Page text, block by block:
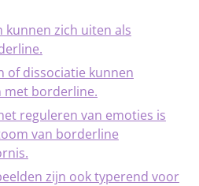
zich uiten als
of dissociatie kunnen
met borderline.
reguleren van emoties is
van borderline
zijn ook typerend voor